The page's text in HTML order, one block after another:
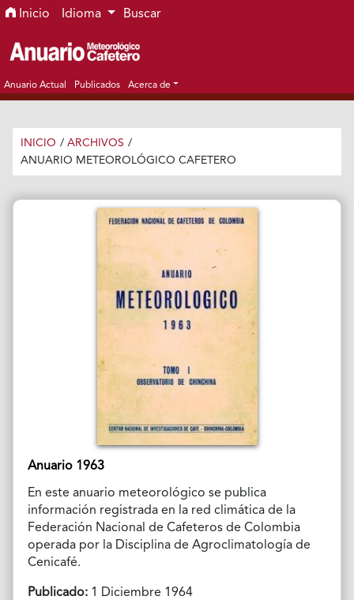
Ir al menú de navegación principal
Ir al contenido principal
Ir al pie de página del sitio
Inicio Idioma Buscar
Anuario Actual Publicados Acerca de
INICIO / ARCHIVOS /
ANUARIO METEOROLÓGICO CAFETERO
Anuario 1963
En este anuario meteorológico se publica
información registrada en la red climática de la
Federación Nacional de Cafeteros de Colombia
operada por la Disciplina de Agroclimatología de
Cenicafé.
Publicado:1 Diciembre 1964